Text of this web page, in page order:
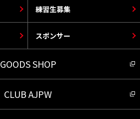
スポンサー
練習生募集
GOODS SHOP
CLUB AJPW